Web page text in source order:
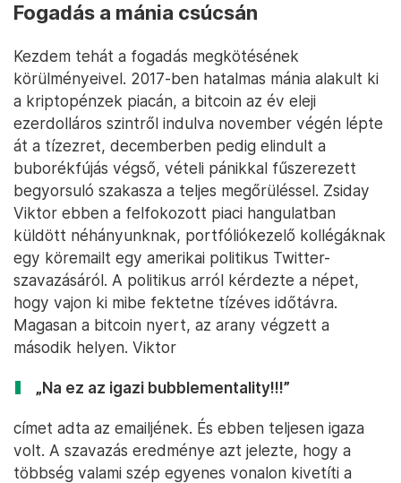
Fogadás a mánia csúcsán
Kezdem tehát a fogadás megkötésének
körülményeivel. 2017-ben hatalmas mánia alakult ki
a kriptopénzek piacán, a bitcoin az év eleji
ezerdolláros szintről indulva november végén lépte
át a tízezret, decemberben pedig elindult a
buborékfújás végső, vételi pánikkal fűszerezett
begyorsuló szakasza a teljes megőrüléssel. Zsiday
Viktor ebben a felfokozott piaci hangulatban
küldött néhányunknak, portfóliókezelő kollégáknak
egy köremailt egy amerikai politikus Twitter-
szavazásáról. A politikus arról kérdezte a népet,
hogy vajon ki mibe fektetne tízéves időtávra.
Magasan a bitcoin nyert, az arany végzett a
második helyen. Viktor
„Na ez az igazi bubblementality!!!”
címet adta az emailjének. És ebben teljesen igaza
volt. A szavazás eredménye azt jelezte, hogy a
többség valami szép egyenes vonalon kivetíti a